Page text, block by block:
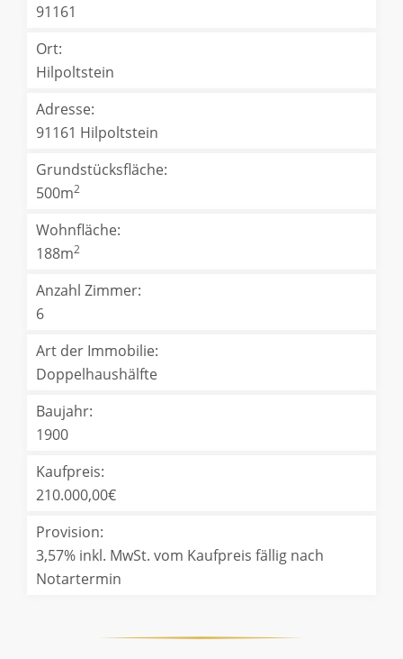
91161
Ort:
Hilpoltstein
Adresse:
91161 Hilpoltstein
Grundstücksfläche:
500m2
Wohnfläche:
188m2
Anzahl Zimmer:
6
Art der Immobilie:
Doppelhaushälfte
Baujahr:
1900
Kaufpreis:
210.000,00€
Provision:
3,57% inkl. MwSt. vom Kaufpreis fällig nach
Notartermin